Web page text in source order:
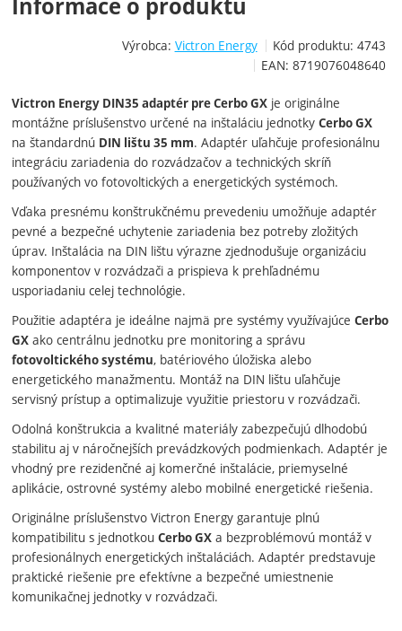
Informace o produktu
Výrobca: Victron Energy Kód produktu: 4743
EAN: 8719076048640
Victron Energy DIN35 adaptér pre Cerbo GX je originálne
montážne príslušenstvo určené na inštaláciu jednotkyCerbo GX
na štandardnú DIN lištu 35 mm. Adaptér uľahčuje profesionálnu
integráciu zariadenia do rozvádzačov a technických skríň
používaných vo fotovoltických a energetických systémoch.
Vďaka presnému konštrukčnému prevedeniu umožňuje adaptér
pevné a bezpečné uchytenie zariadenia bez potreby zložitých
úprav. Inštalácia na DIN lištu výrazne zjednodušuje organizáciu
komponentov v rozvádzači a prispieva k prehľadnému
usporiadaniu celej technológie.
Použitie adaptéra je ideálne najmä pre systémy využívajúceCerbo
GX ako centrálnu jednotku pre monitoring a správu
fotovoltického systému, batériového úložiska alebo
energetického manažmentu. Montáž na DIN lištu uľahčuje
servisný prístup a optimalizuje využitie priestoru v rozvádzači.
Odolná konštrukcia a kvalitné materiály zabezpečujú dlhodobú
stabilitu aj v náročnejších prevádzkových podmienkach. Adaptér je
vhodný pre rezidenčné aj komerčné inštalácie, priemyselné
aplikácie, ostrovné systémy alebo mobilné energetické riešenia.
Originálne príslušenstvo Victron Energy garantuje plnú
kompatibilitu s jednotkouCerbo GX a bezproblémovú montáž v
profesionálnych energetických inštaláciách. Adaptér predstavuje
praktické riešenie pre efektívne a bezpečné umiestnenie
komunikačnej jednotky v rozvádzači.